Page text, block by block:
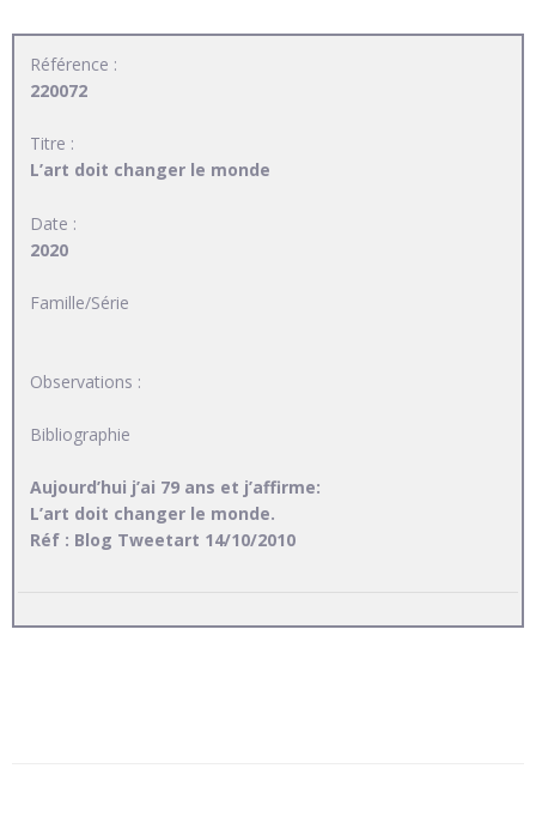
Référence :
220072
Titre :
L’art doit changer le monde
Date :
2020
Famille/Série
Observations :
Bibliographie
Aujourd’hui j’ai 79 ans et j’affirme:
L’art doit changer le monde.
Réf : Blog Tweetart 14/10/2010